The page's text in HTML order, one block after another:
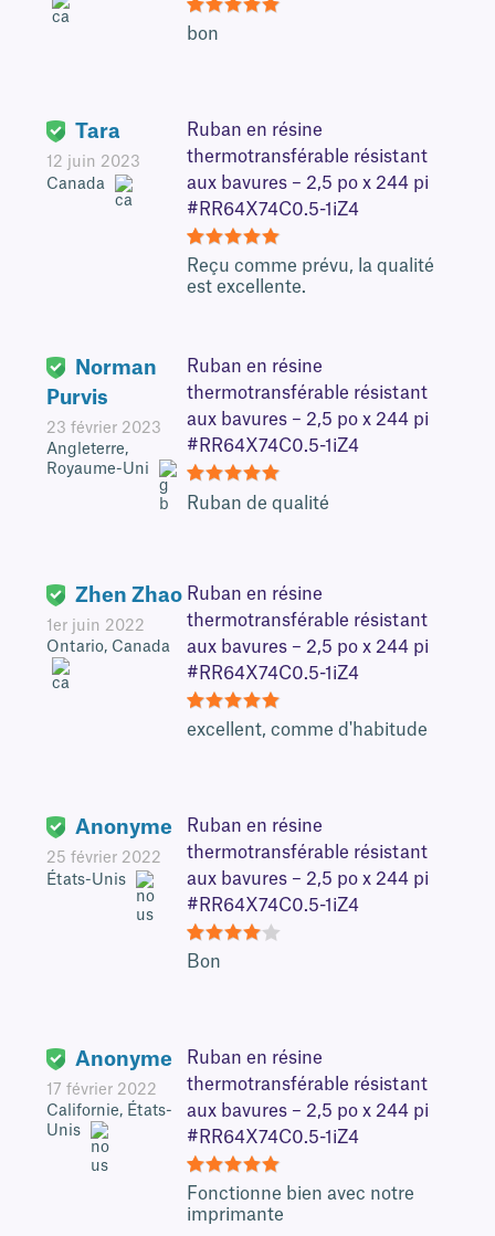
5
bon
Tara
12 juin 2023
Canada
Ruban en résine
thermotransférable résistant
aux bavures – 2,5 po x 244 pi
#RR64X74C0.5-1iZ4
5Reçu comme prévu, la qualité
est excellente.
Norman
Purvis
23 février 2023
Angleterre,
Royaume-Uni
Ruban en résine
thermotransférable résistant
aux bavures – 2,5 po x 244 pi
#RR64X74C0.5-1iZ4
5Ruban de qualité
Zhen Zhao
1er juin 2022
Ontario, Canada
Ruban en résine
thermotransférable résistant
aux bavures – 2,5 po x 244 pi
#RR64X74C0.5-1iZ4
5
excellent, comme d'habitude
Anonyme
25 février 2022
États-Unis
Ruban en résine
thermotransférable résistant
aux bavures – 2,5 po x 244 pi
#RR64X74C0.5-1iZ4
4Bon
Anonyme
17 février 2022
Californie, États-
Unis
Ruban en résine
thermotransférable résistant
aux bavures – 2,5 po x 244 pi
#RR64X74C0.5-1iZ4
5Fonctionne bien avec notre
imprimante